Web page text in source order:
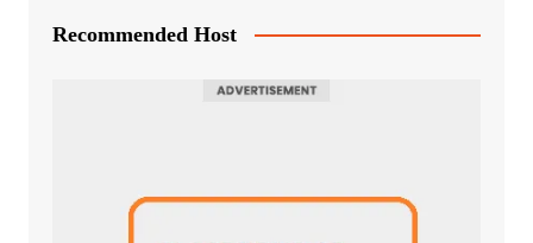
Recommended Host